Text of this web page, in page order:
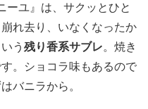
ーユ』は、サクッとひと
れ去り、いなくなったか
う 残り香系サブレ。焼き
。ショコラ味もあるので
バニラから。